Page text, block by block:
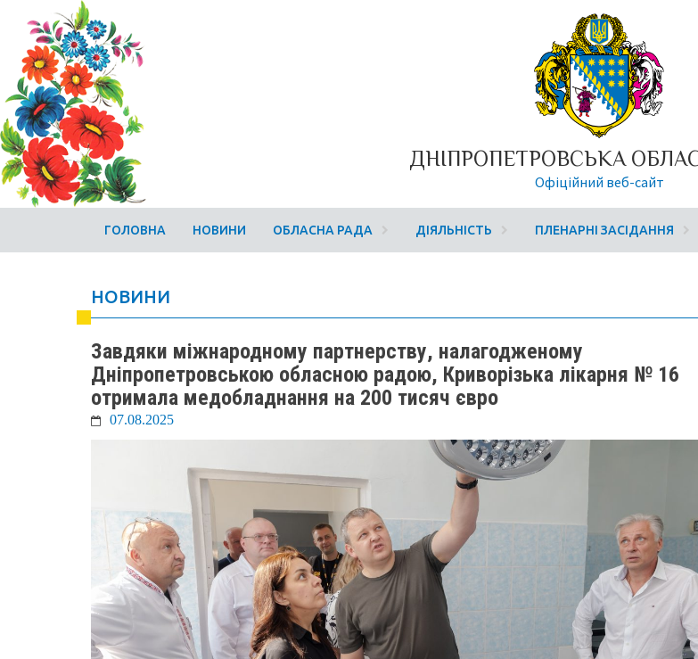
ДНІПРОПЕТРОВСЬКА
Офіційний веб-сайт
ГОЛОВНА НОВИНИ ОБЛАСНА РАДА ДІЯЛЬНІСТЬ ПЛЕНАРНІ ЗАСІДАННЯ
НОВИНИ
Завдяки міжнародному партнерству, налагодженому
Дніпропетровською обласною радою, Криворізька лікарня № 16
отримала медобладнання на 200 тисяч євро
07.08.2025